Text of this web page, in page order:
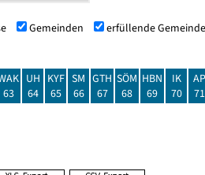
Gemeinden erfüllende
63
UH
64
KYF
65
SM
66
GTH
67
SÖM
68
HBN
69
IK
70
AP
71